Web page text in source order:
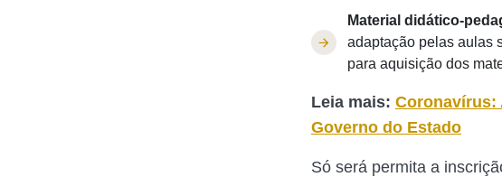
Material didático-
adaptação pelas aulas
para aquisição dos
Leia mais: Coronavírus:
Governo do Estado
Só será permita a